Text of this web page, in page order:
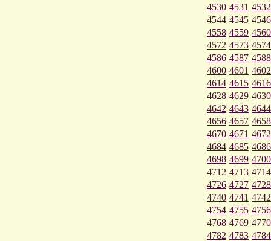
4530 4531 4532
4544 4545 4546
4558 4559 4560
4572 4573 4574
4586 4587 4588
4600 4601 4602
4614 4615 4616
4628 4629 4630
4642 4643 4644
4656 4657 4658
4670 4671 4672
4684 4685 4686
4698 4699 4700
4712 4713 4714
4726 4727 4728
4740 4741 4742
4754 4755 4756
4768 4769 4770
4782 4783 4784